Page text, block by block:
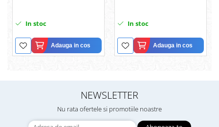
In stoc
Adauga in cos
In stoc
Adauga in cos
NEWSLETTER
Nu rata ofertele si promotiile noastre